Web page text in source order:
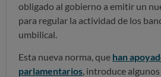
obligado al gobierno a emitir un
para regular la actividad de los
umbilical.
Esta nueva norma, que han
parlamentarios , introduce